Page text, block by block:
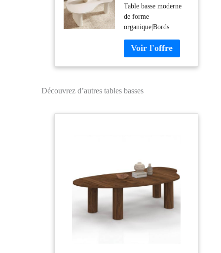
Imitation Bois
Brun
Table basse moderne
de forme
organique|Bords
Surface avec
revêtement en
mélamine
résistante aux rayures
permanente : 50
kg|Livré sans
décoration
Découvrez d’autres tables basses